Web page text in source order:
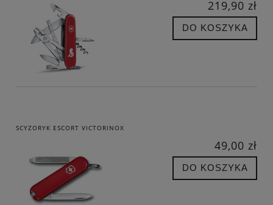
219,90 zł
DO KOSZYKA
SCYZORYK ESCORT VICTORINOX
49,00 zł
DO KOSZYKA